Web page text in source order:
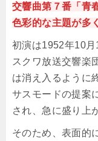
交響曲第７番「青
色彩的な主題が多
初演は1952年10
スクワ放送交響楽
は消え入るように
サスモードの提案
され、急に盛り上
そのため、表面的